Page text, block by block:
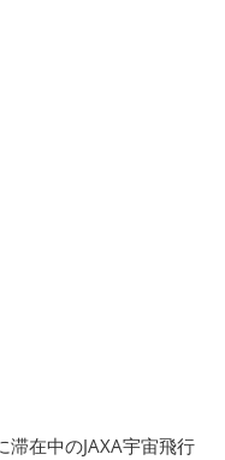
滞在中のJAXA宇宙飛行